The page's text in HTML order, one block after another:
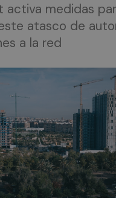
activa medidas
atasco de
a la red